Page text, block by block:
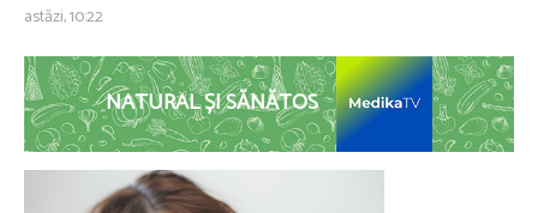
astăzi, 10:22
NATURAL ȘI SĂNĂTOS